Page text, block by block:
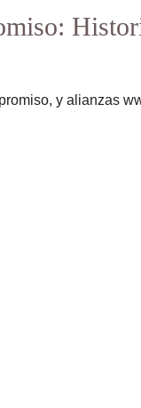
y alianzas